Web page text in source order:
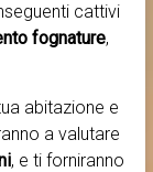
cattivi
fognature,
abitazione e
a valutare
, e ti forniranno